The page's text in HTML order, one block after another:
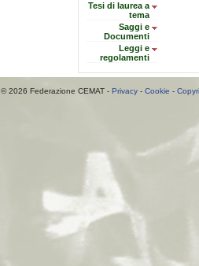
Tesi di laurea a
tema
Saggi e
Documenti
Leggi e
regolamenti
© 2026 Federazione CEMAT - Privacy- Cookie -